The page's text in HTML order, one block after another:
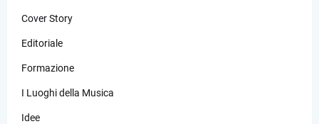
Cover Story
Editoriale
Formazione
I Luoghi della Musica
Idee